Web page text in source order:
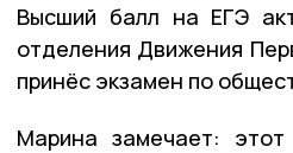
Высший балл на ЕГЭ
отделения Движения
принёс экзамен по
Марина замечает: